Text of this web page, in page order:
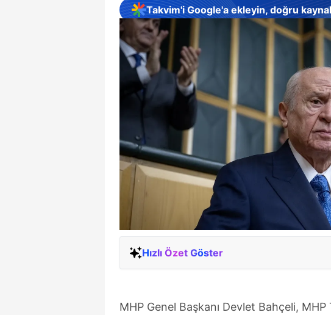
Takvim'i Google'a ekleyin, doğru
Hızlı Özet Göster
MHP Genel Başkanı Devlet Bahçeli,